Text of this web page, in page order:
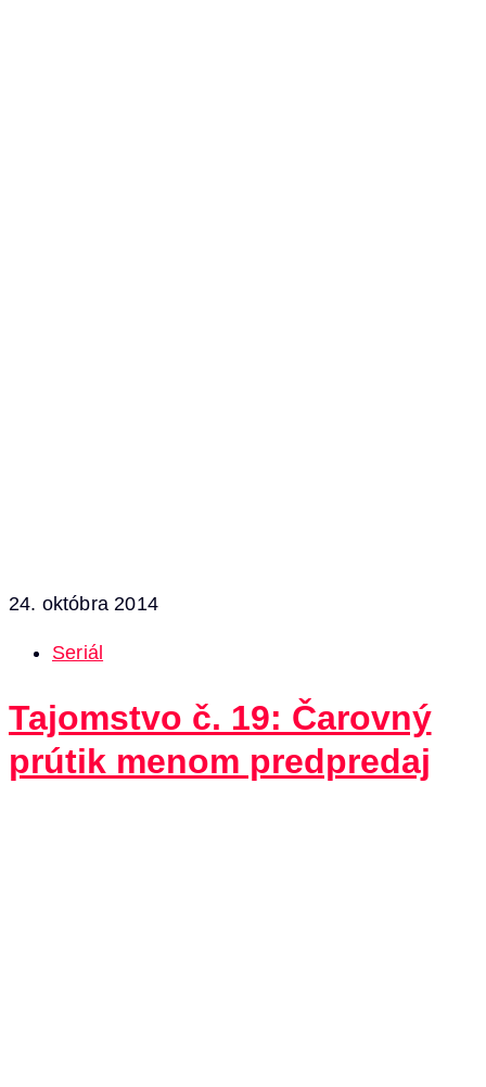
24. októbra 2014
Seriál
Tajomstvo č. 19: Čarovný
prútik menom predpredaj